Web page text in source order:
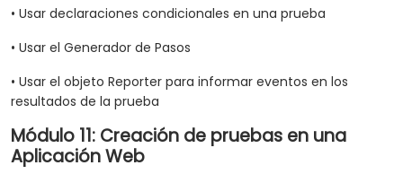
• Usar declaraciones condicionales en una prueba
• Usar el Generador de Pasos
• Usar el objeto Reporter para informar eventos en los
resultados de la prueba
Módulo 11: Creación de pruebas en una
Aplicación Web